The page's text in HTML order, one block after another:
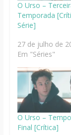
O Urso –
Temporada
Série]
27 de julho de
Em "Séries"
O Urso –
Final [Crítica]